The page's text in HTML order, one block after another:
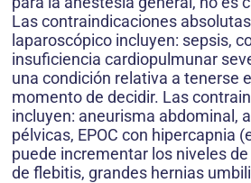
Las contraindicaciones
laparoscópico incluyen: sepsis,
insuficiencia cardiopulmunar
una condición relativa a tenerse
momento de decidir. Las
incluyen: aneurisma abdominal,
pélvicas, EPOC con hipercapnia
puede incrementar los niveles
de flebitis, grandes hernias